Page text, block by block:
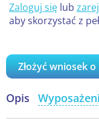
Zaloguj się lub
aby skorzystać z
Złożyć wniosek
Opis